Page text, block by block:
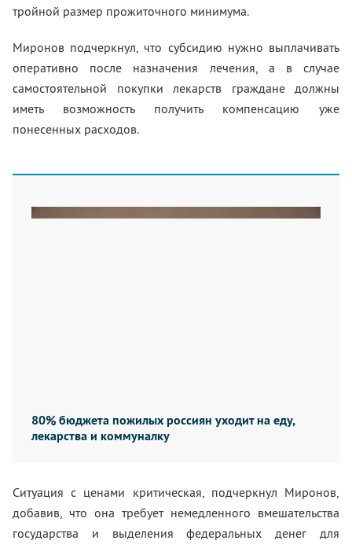
тройной размер прожиточного минимума.
Миронов подчеркнул, что субсидию нужно выплачивать
оперативно после назначения лечения, а в случае
самостоятельной покупки лекарств граждане должны
иметь возможность получить компенсацию уже
понесенных расходов.
80% бюджета пожилых россиян уходит на еду,
лекарства и коммуналку
Ситуация с ценами критическая, подчеркнул Миронов,
добавив, что она требует немедленного вмешательства
государства и выделения федеральных денег для